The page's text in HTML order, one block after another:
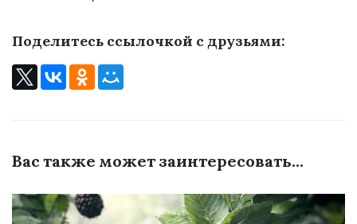
Поделитесь ссылочкой с друзьями:
Вас также может заинтересовать...